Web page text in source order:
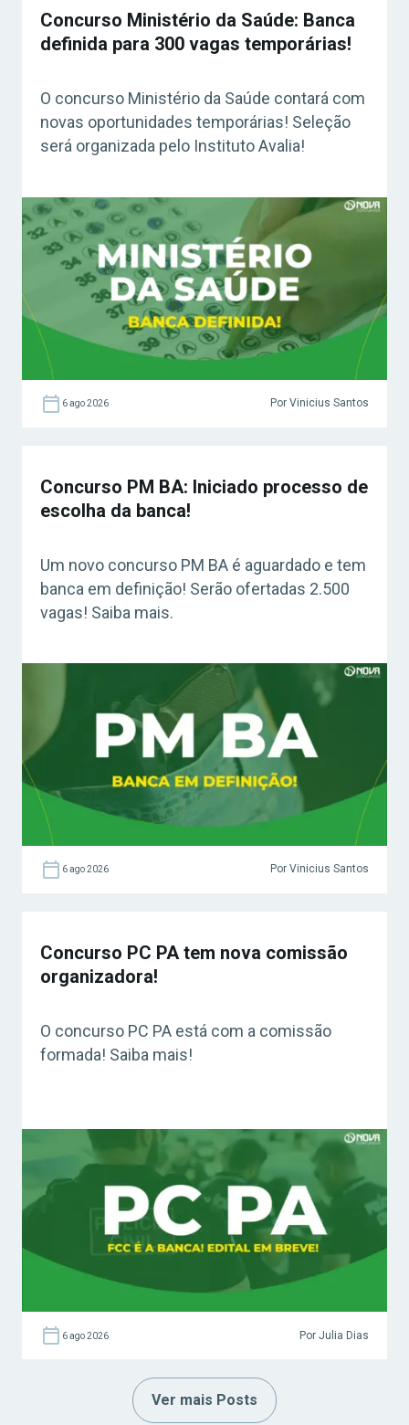
Concurso Ministério da Saúde: Banca
definida para 300 vagas temporárias!
O concurso Ministério da Saúde contará com
novas oportunidades temporárias! Seleção
será organizada pelo Instituto Avalia!
6 ago 2026 Por Vinicius Santos
Concurso PM BA: Iniciado processo de
escolha da banca!
Um novo concurso PM BA é aguardado e tem
banca em definição! Serão ofertadas 2.500
vagas! Saiba mais.
6 ago 2026 Por Vinicius Santos
Concurso PC PA tem nova comissão
organizadora!
O concurso PC PA está com a comissão
formada! Saiba mais!
6 ago 2026 Por Julia Dias
Ver mais Posts